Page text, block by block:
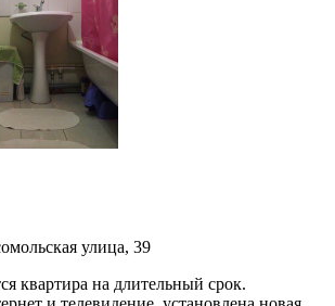
улица, 39
квартира на длительный срок.